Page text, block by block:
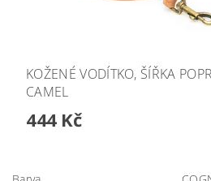
KOŽENÉ VODÍTKO, ŠÍŘKA
CAMEL
444 Kč